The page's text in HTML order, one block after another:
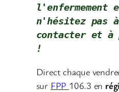
n'hésitez pas à
contacter et à
!
Direct chaque
sur FPP 106.3 en